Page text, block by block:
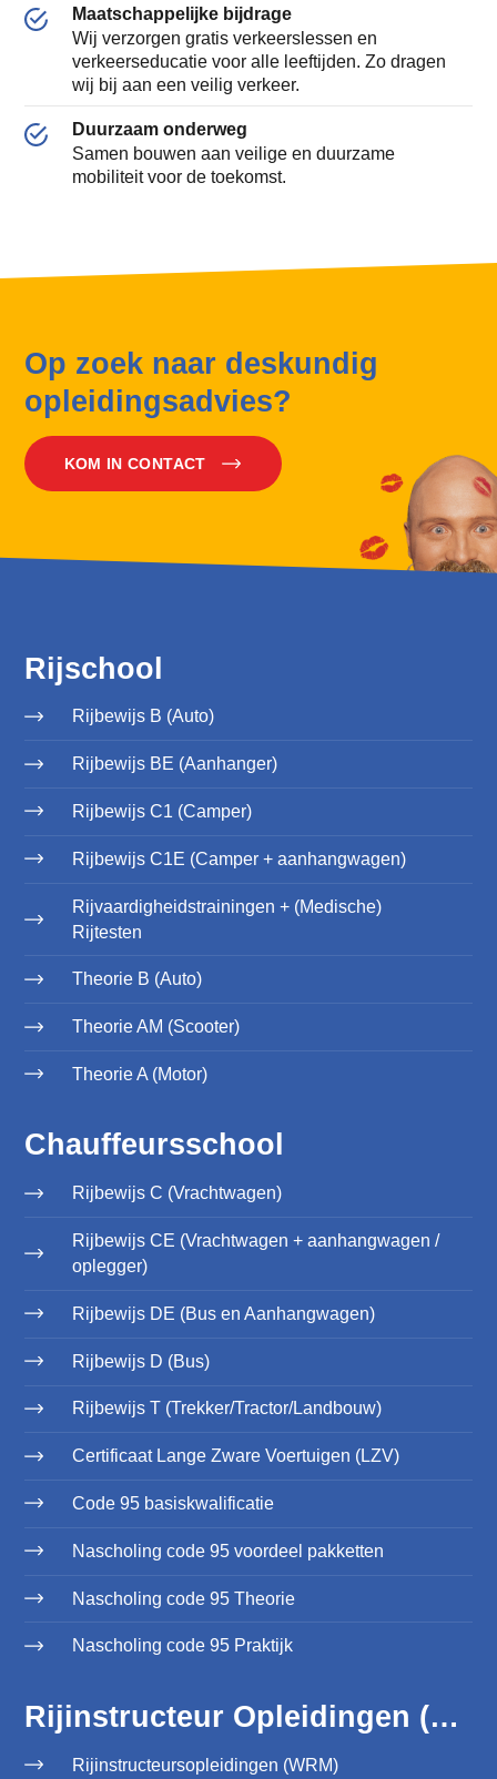
Maatschappelijke bijdrage
Wij verzorgen gratis verkeerslessen en
verkeerseducatie voor alle leeftijden. Zo dragen
wij bij aan een veilig verkeer.
Duurzaam onderweg
Samen bouwen aan veilige en duurzame
mobiliteit voor de toekomst.
Op zoek naar deskundig
opleidingsadvies?
KOM IN CONTACT
Rijschool
Rijbewijs B (Auto)
Rijbewijs BE (Aanhanger)
Rijbewijs C1 (Camper)
Rijbewijs C1E (Camper + aanhangwagen)
Rijvaardigheidstrainingen + (Medische)
Rijtesten
Theorie B (Auto)
Theorie AM (Scooter)
Theorie A (Motor)
Chauffeursschool
Rijbewijs C (Vrachtwagen)
Rijbewijs CE (Vrachtwagen + aanhangwagen /
oplegger)
Rijbewijs DE (Bus en Aanhangwagen)
Rijbewijs D (Bus)
Rijbewijs T (Trekker/Tractor/Landbouw)
Certificaat Lange Zware Voertuigen (LZV)
Code 95 basiskwalificatie
Nascholing code 95 voordeel pakketten
Nascholing code 95 Theorie
Nascholing code 95 Praktijk
Rijinstructeur Opleidingen (WRM)
Rijinstructeursopleidingen (WRM)